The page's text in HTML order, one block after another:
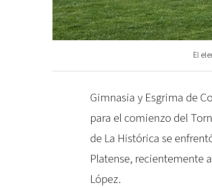
El
Gimnasia y Esgrima de
para el comienzo del
de La Histórica se
Platense, recientemente
López.